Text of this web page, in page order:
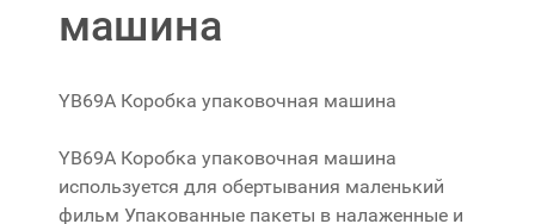
машина
YB69A Коробка упаковочная машина
YB69A Коробка упаковочная машина
используется для обертывания маленький
фильм Упакованные пакеты в налаженные и